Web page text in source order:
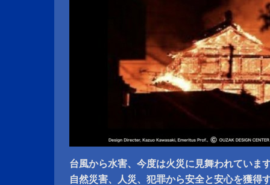
台風から水害、今度は火災に見舞われていま
自然災害、人災、犯罪から安全と安心を獲得